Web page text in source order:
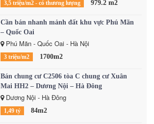
3,5 triệu/m2 - có thương lượng 979.2 m2
Cần bán nhanh mảnh đất khu vực Phú Mãn
– Quốc Oai
Phú Mãn - Quốc Oai - Hà Nội
3 triệu/m2 1700m2
Bán chung cư C2506 tòa C chung cư Xuân
Mai HH2 – Dương Nội – Hà Đông
Dương Nội - Hà Đông
1,49 tỷ 84m2